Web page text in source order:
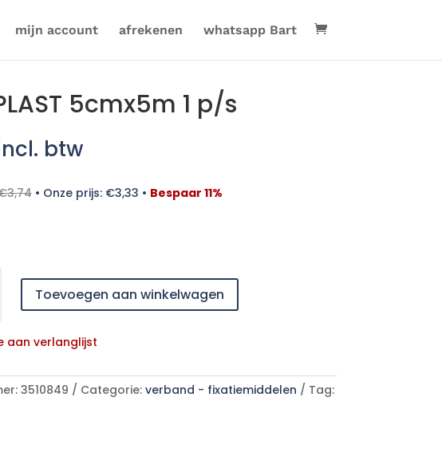
mijn account afrekenen whatsapp Bart
5cmx5m 1 p/s
btw
3,74• Onze prijs: €3,33 • Bespaar 11%
Toevoegen aan winkelwagen
aan verlanglijst
3510849 Categorie: verband - fixatiemiddelen
Tag: